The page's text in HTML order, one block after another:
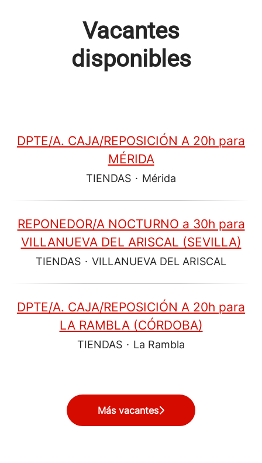
Vacantes
disponibles
DPTE/A. CAJA/REPOSICIÓN A 20h para
MÉRIDA
TIENDAS · Mérida
REPONEDOR/A NOCTURNO a 30h para
VILLANUEVA DEL ARISCAL (SEVILLA)
TIENDAS · VILLANUEVA DEL ARISCAL
DPTE/A. CAJA/REPOSICIÓN A 20h para
LA RAMBLA (CÓRDOBA)
TIENDAS · La Rambla
Más vacantes